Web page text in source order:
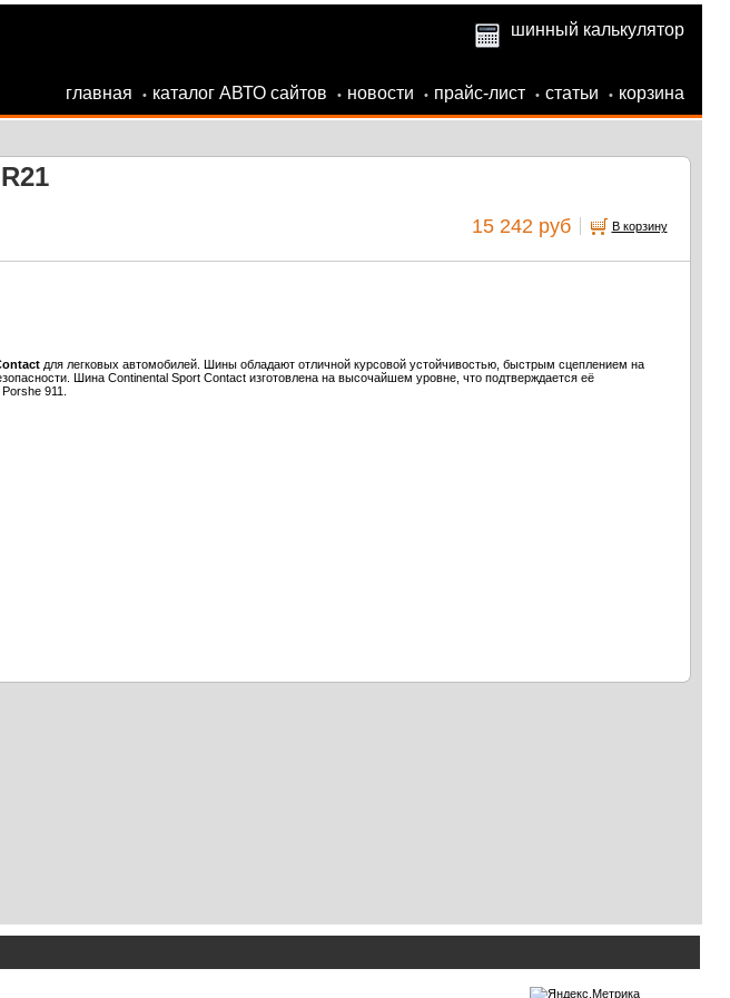
шинный калькулятор
главная • каталог АВТО сайтов • новости • прайс-лист • статьи • корзина
15 242 руб В корзину
для легковых автомобилей. Шины обладают отличной курсовой устойчивостью, быстрым сцеплением на
Шина Сontinental Sport Contact изготовлена на высочайшем уровне, что подтверждается её
911.